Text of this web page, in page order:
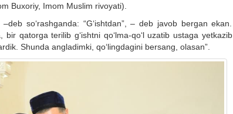
Buxoriy, Imom Muslim rivoyati).
so‘rashganda: “G‘ishtdan”, – deb javob bergan ekan.
qatorga terilib g‘ishtni qo‘lma-qo‘l uzatib ustaga yetkazib
Shunda angladimki, qo‘lingdagini bersang, olasan”.